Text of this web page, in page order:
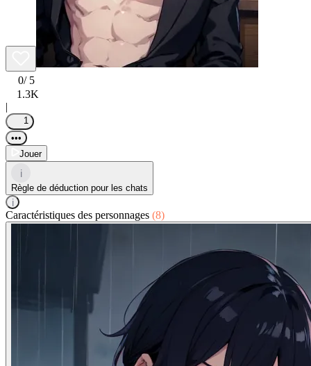
0/ 5
1.3K
|
1
•••
Jouer
i
Règle de déduction pour les chats
i
Caractéristiques des personnages (8)